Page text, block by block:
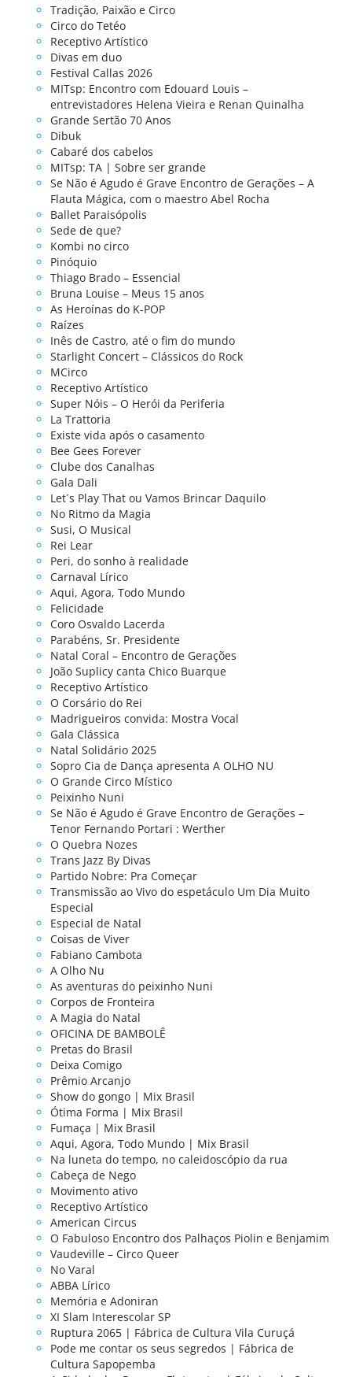
Tradição, Paixão e Circo
Circo do Tetéo
Receptivo Artístico
Divas em duo
Festival Callas 2026
MITsp: Encontro com Edouard Louis –
entrevistadores Helena Vieira e Renan Quinalha
Grande Sertão 70 Anos
Dibuk
Cabaré dos cabelos
MITsp: TA | Sobre ser grande
Se Não é Agudo é Grave Encontro de Gerações – A
Flauta Mágica, com o maestro Abel Rocha
Ballet Paraisópolis
Sede de que?
Kombi no circo
Pinóquio
Thiago Brado – Essencial
Bruna Louise – Meus 15 anos
As Heroínas do K-POP
Raízes
Inês de Castro, até o fim do mundo
Starlight Concert – Clássicos do Rock
MCirco
Receptivo Artístico
Super Nóis – O Herói da Periferia
La Trattoria
Existe vida após o casamento
Bee Gees Forever
Clube dos Canalhas
Gala Dali
Let´s Play That ou Vamos Brincar Daquilo
No Ritmo da Magia
Susi, O Musical
Rei Lear
Peri, do sonho à realidade
Carnaval Lírico
Aqui, Agora, Todo Mundo
Felicidade
Coro Osvaldo Lacerda
Parabéns, Sr. Presidente
Natal Coral – Encontro de Gerações
João Suplicy canta Chico Buarque
Receptivo Artístico
O Corsário do Rei
Madrigueiros convida: Mostra Vocal
Gala Clássica
Natal Solidário 2025
Sopro Cia de Dança apresenta A OLHO NU
O Grande Circo Místico
Peixinho Nuni
Se Não é Agudo é Grave Encontro de Gerações –
Tenor Fernando Portari : Werther
O Quebra Nozes
Trans Jazz By Divas
Partido Nobre: Pra Começar
Transmissão ao Vivo do espetáculo Um Dia Muito
Especial
Especial de Natal
Coisas de Viver
Fabiano Cambota
A Olho Nu
As aventuras do peixinho Nuni
Corpos de Fronteira
A Magia do Natal
OFICINA DE BAMBOLÊ
Pretas do Brasil
Deixa Comigo
Prêmio Arcanjo
Show do gongo | Mix Brasil
Ótima Forma | Mix Brasil
Fumaça | Mix Brasil
Aqui, Agora, Todo Mundo | Mix Brasil
Na luneta do tempo, no caleidoscópio da rua
Cabeça de Nego
Movimento ativo
Receptivo Artístico
American Circus
O Fabuloso Encontro dos Palhaços Piolin e Benjamim
Vaudeville – Circo Queer
No Varal
ABBA Lírico
Memória e Adoniran
XI Slam Interescolar SP
Ruptura 2065 | Fábrica de Cultura Vila Curuçá
Pode me contar os seus segredos | Fábrica de
Cultura Sapopemba